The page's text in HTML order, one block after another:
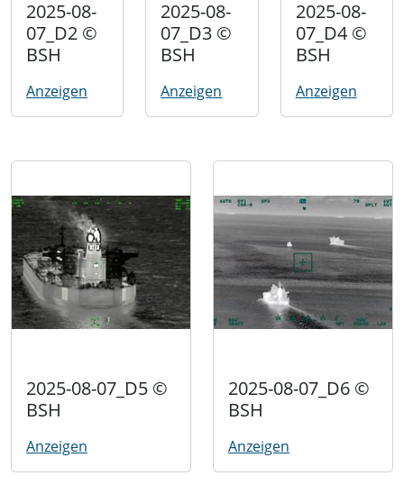
2025-08-
07_D2 ©
BSH
Anzeigen
2025-08-
07_D3 ©
BSH
Anzeigen
2025-08-
07_D4 ©
BSH
Anzeigen
2025-08-07_D5 ©
BSH
Anzeigen
2025-08-07_D6 ©
BSH
Anzeigen